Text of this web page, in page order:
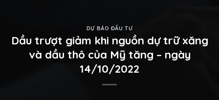
DỰ BÁO ĐẦU TƯ
Dầu trượt giảm khi nguồn dự trữ xăng
và dầu thô của Mỹ tăng – ngày
14/10/2022